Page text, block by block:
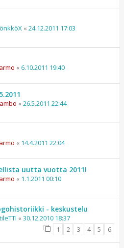
« 24.12.2011 17:03
« 6.10.2011 19:40
« 26.5.2011 22:44
« 14.4.2011 22:04
uutta vuotta 2011!
« 1.1.2011 00:10
- keskustelu
« 30.12.2010 18:37
1 2 3 4 5 6